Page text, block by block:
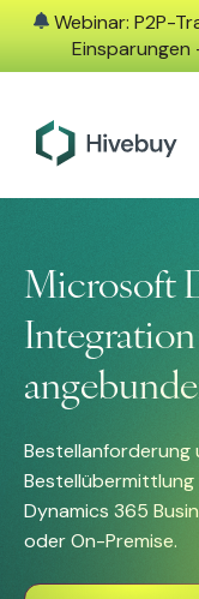
Webinar: P2P-
Microsoft
Dynamics 365
oder On-Premise.